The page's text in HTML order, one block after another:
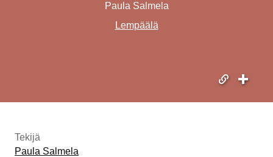
Paula Salmela
Lempäälä
Tekijä
Paula Salmela